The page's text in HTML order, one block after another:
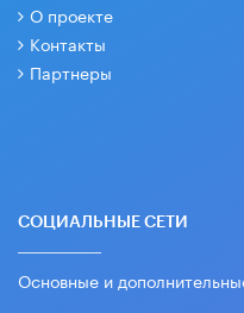
О проекте
Контакты
Партнеры
СОЦИАЛЬНЫЕ СЕТИ
Основные и